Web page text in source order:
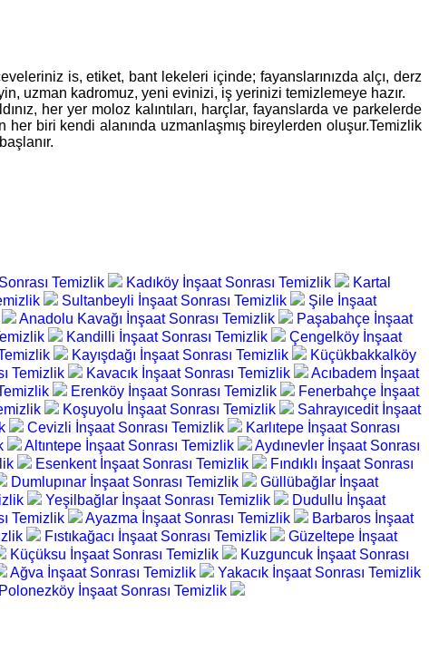
is, etiket, bant lekeleri içinde; fayanslarınızda alçı, derz
uzman kadromuz, yeni evinizi, iş yerinizi temizlemeye hazır.
her yer moloz kalıntıları, harçlar, fayanslarda ve parkelerde
her biri kendi alanında uzmanlaşmış bireylerden oluşur.Temizlik
Temizlik Kadıköy İnşaat Sonrası Temizlik
Kartal
Sultanbeyli İnşaat Sonrası Temizlik
Şile İnşaat
Anadolu Kavağı İnşaat Sonrası Temizlik
Paşabahçe İnşaat
Kandilli İnşaat Sonrası Temizlik
Çengelköy İnşaat
Kayışdağı İnşaat Sonrası Temizlik
Küçükbakkalköy
Temizlik Kavacık İnşaat Sonrası Temizlik
Acıbadem İnşaat
Erenköy İnşaat Sonrası Temizlik
Fenerbahçe İnşaat
Koşuyolu İnşaat Sonrası Temizlik
Sahrayıcedit İnşaat
Cevizli İnşaat Sonrası Temizlik
Karlıtepe İnşaat Sonrası
Altıntepe İnşaat Sonrası Temizlik
Aydınevler İnşaat Sonrası
Esenkent İnşaat Sonrası Temizlik
Fındıklı İnşaat Sonrası
Dumlupınar İnşaat Sonrası Temizlik
Güllübağlar İnşaat
Yeşilbağlar İnşaat Sonrası Temizlik
Dudullu İnşaat
Temizlik Ayazma İnşaat Sonrası Temizlik
Barbaros İnşaat
Fıstıkağacı İnşaat Sonrası Temizlik
Güzeltepe İnşaat
Küçüksu İnşaat Sonrası Temizlik
Kuzguncuk İnşaat Sonrası
Ağva İnşaat Sonrası Temizlik
Yakacık İnşaat Sonrası Temizlik
Polonezköy İnşaat Sonrası Temizlik